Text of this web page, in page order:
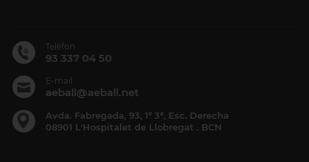
Telèfon
93 337 04 50
E-mail
aeball@aeball.net
Avda. Fabregada, 93, 1º 3ª, Esc. Derecha
08901 L'Hospitalet de Llobregat . BCN